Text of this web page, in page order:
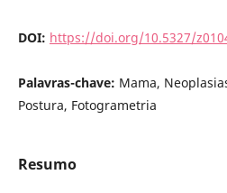
DOI: https://doi.org/10.5327/
Palavras-chave: Mama,
Postura, Fotogrametria
Resumo